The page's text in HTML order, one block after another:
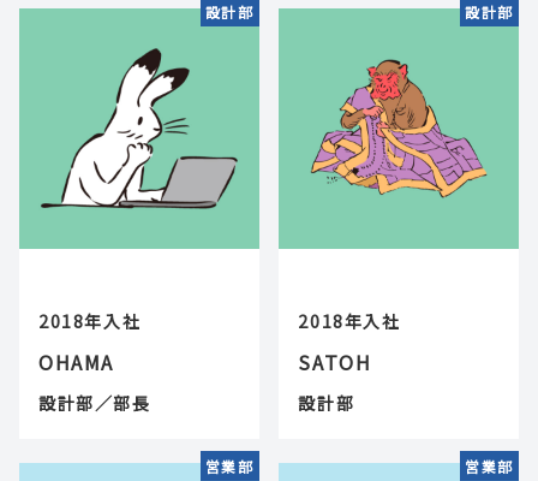
設計部
2018年入社
OHAMA
設計部／部長
設計部
2018年入社
SATOH
設計部
営業部 営業部